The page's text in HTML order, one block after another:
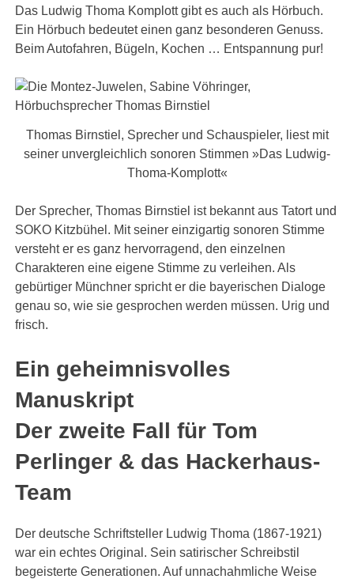
Das Ludwig Thoma Komplott gibt es auch als Hörbuch.
Ein Hörbuch bedeutet einen ganz besonderen Genuss.
Beim Autofahren, Bügeln, Kochen … Entspannung pur!
Thomas Birnstiel, Sprecher und Schauspieler, liest mit
seiner unvergleichlich sonoren Stimmen »Das Ludwig-
Thoma-Komplott«
Der Sprecher, Thomas Birnstiel ist bekannt aus Tatort und
SOKO Kitzbühel. Mit seiner einzigartig sonoren Stimme
versteht er es ganz hervorragend, den einzelnen
Charakteren eine eigene Stimme zu verleihen. Als
gebürtiger Münchner spricht er die bayerischen Dialoge
genau so, wie sie gesprochen werden müssen. Urig und
frisch.
Ein geheimnisvolles
Manuskript
Der zweite Fall für Tom
Perlinger & das Hackerhaus-
Team
Der deutsche Schriftsteller Ludwig Thoma (1867-1921)
war ein echtes Original. Sein satirischer Schreibstil
begeisterte Generationen. Auf unnachahmliche Weise